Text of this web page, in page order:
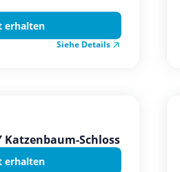
erhalten
Siehe Details
Katzenbaum-Schloss
erhalten